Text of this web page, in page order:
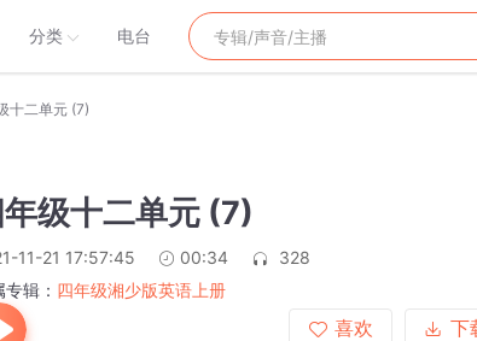
分类 电台
十二单元 (7)
年级十二单元 (7)
11-21 17:57:45 00:34
328
专辑： 四年级湘少版英语上册
喜欢
下